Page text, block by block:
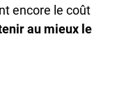
encore le coût
au mieux le